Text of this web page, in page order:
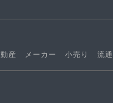
産 メーカー 小売り 流通